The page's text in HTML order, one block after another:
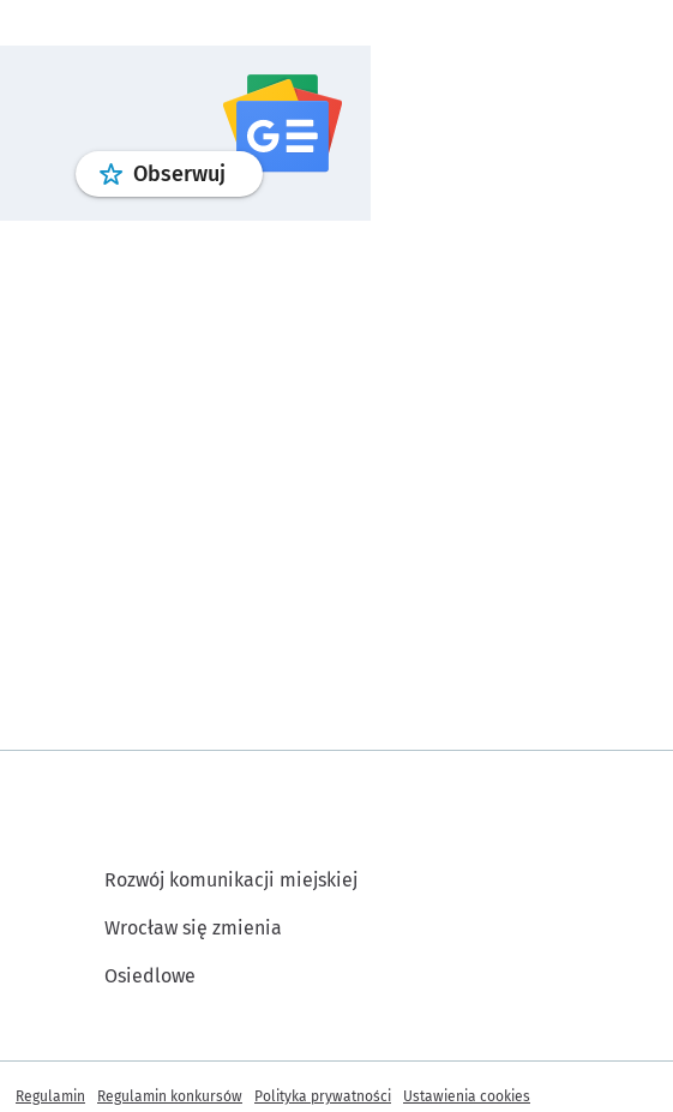
Obserwuj profilgoogle news
Rozwój komunikacji miejskiej
Wrocław się zmienia
Osiedlowe
Regulamin Regulamin konkursów Polityka prywatności Ustawienia cookies